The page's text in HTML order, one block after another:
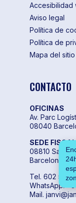
Accesibilidad
Aviso legal
Política de
Política de
Mapa del
CONTACTO
OFICINAS
Av. Parc
08040
SEDE FISCAL
08810 Sant
Barcelona
Tel. 602 55
WhatsApp.
Mail.